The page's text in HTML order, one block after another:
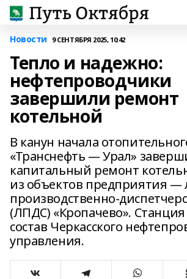
Новости 9 СЕНТЯБРЯ 2025, 10:42
Тепло и надежно:
нефтепроводчики
завершили ремонт
котельной
В канун начала
«Транснефть — Урал»
капитальный ремонт
из объектов предприятия —
производственно-
(ЛПДС) «Кропачево».
состав Черкасского
управления.